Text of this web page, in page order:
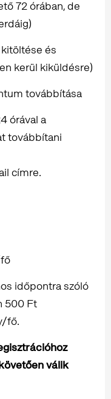
72 órában, de
és
kerül kiküldésre)
továbbítása
órával a
továbbítani
címre.
időpontra szóló
500 Ft
fő.
válik